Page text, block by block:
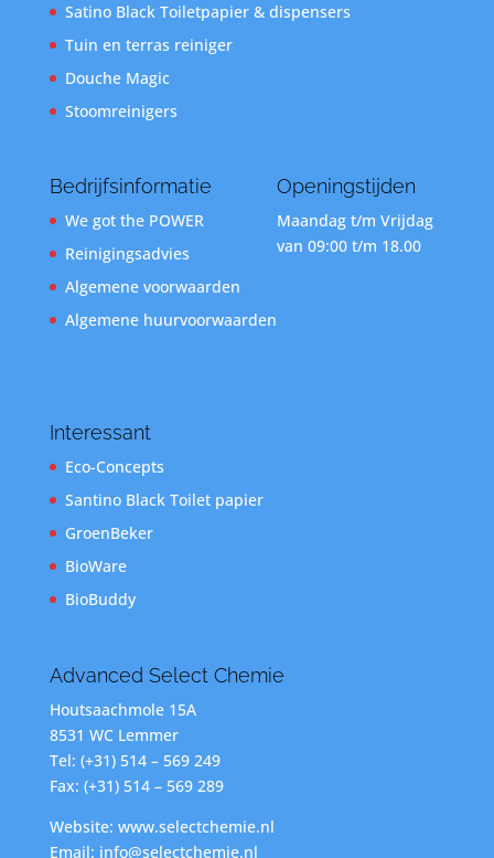
Satino Black Toiletpapier & dispensers
Tuin en terras reiniger
Douche Magic
Stoomreinigers
Bedrijfsinformatie
We got the POWER
Reinigingsadvies
Algemene voorwaarden
Algemene huurvoorwaarden
Openingstijden
Maandag t/m Vrijdag
van 09:00 t/m 18.00
Interessant
Eco-Concepts
Santino Black Toilet papier
GroenBeker
BioWare
BioBuddy
Advanced Select Chemie
Houtsaachmole 15A
8531 WC Lemmer
Tel: (+31) 514 – 569 249
Fax: (+31) 514 – 569 289
Website: www.selectchemie.nl
Email: info@selectchemie.nl